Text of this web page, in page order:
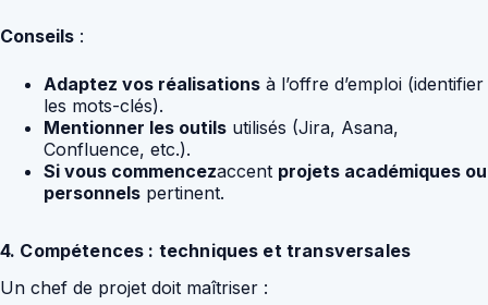
Conseils :
Adaptez vos réalisations à l’offre d’emploi (identifier
les mots-clés).
Mentionner les outils utilisés (Jira, Asana,
Confluence, etc.).
Si vous commencezaccent projets académiques ou
personnels pertinent.
4. Compétences : techniques et transversales
Un chef de projet doit maîtriser :